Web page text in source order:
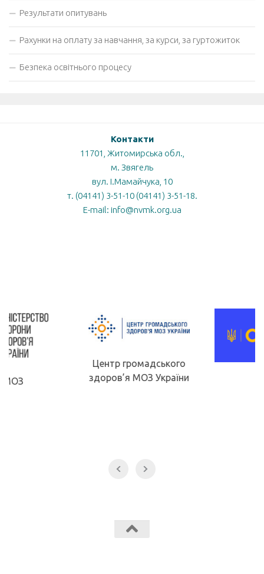
Результати опитувань
Рахунки на оплату за навчання, за курси, за гуртожиток
Безпека освітнього процесу
Контакти
11701, Житомирська обл.,
м. Звягель
вул. І.Мамайчука, 10
т. (04141) 3-51-10 (04141) 3-51-18.
E-mail: info@nvmk.org.ua
Центр громадського
здоров’я МОЗ України
МОН